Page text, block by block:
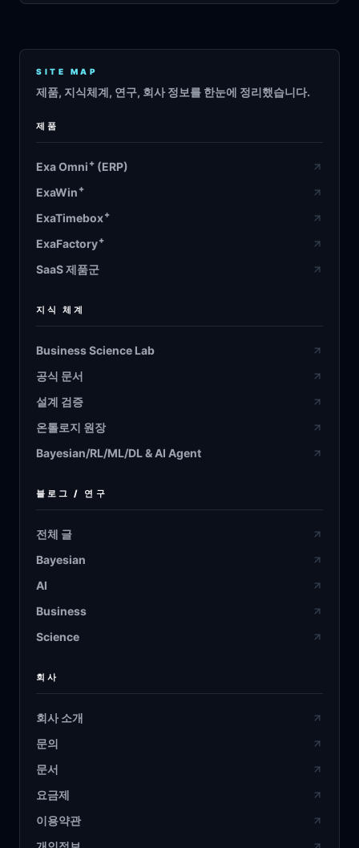
SITE MAP
제품, 지식체계, 연구, 회사 정보를 한눈에 정리했습니다.
제품
Exa Omni +(ERP)
ExaWin +
ExaTimebox+
ExaFactory+
SaaS 제품군
지식 체계
Business Science Lab
공식 문서
설계 검증
온톨로지 원장
Bayesian/RL/ML/DL & AI Agent
블로그 / 연구
전체 글
Bayesian
AI
Business
Science
회사
회사 소개
문의
문서
요금제
이용약관